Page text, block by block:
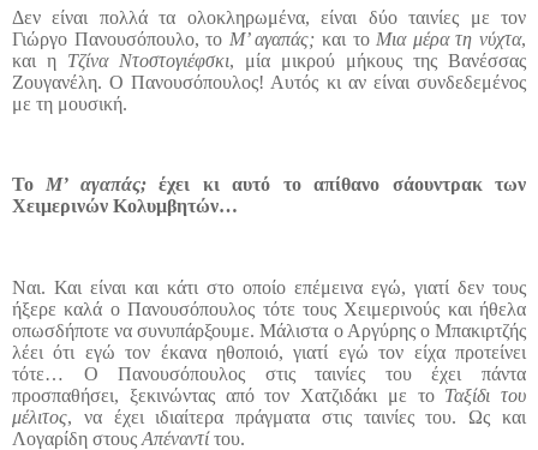
Δεν είναι πολλά τα ολοκληρωμένα, είναι δύο ταινίες με τον
Γιώργο Πανουσόπουλο, το Μ’ αγαπάς; και το Μια μέρα τη νύχτα,
και η Τζίνα Ντοστογιέφσκι, μία μικρού μήκους της Βανέσσας
Ζουγανέλη. Ο Πανουσόπουλος! Αυτός κι αν είναι συνδεδεμένος
με τη μουσική.
Το Μ’ αγαπάς;έχει κι αυτό το απίθανο σάουντρακ των
Χειμερινών Κολυμβητών…
Ναι. Και είναι και κάτι στο οποίο επέμεινα εγώ, γιατί δεν τους
ήξερε καλά ο Πανουσόπουλος τότε τους Χειμερινούς και ήθελα
οπωσδήποτε να συνυπάρξουμε. Μάλιστα ο Αργύρης ο Μπακιρτζής
λέει ότι εγώ τον έκανα ηθοποιό, γιατί εγώ τον είχα προτείνει
τότε… Ο Πανουσόπουλος στις ταινίες του έχει πάντα
προσπαθήσει, ξεκινώντας από τον Χατζιδάκι με το Ταξίδι του
μέλιτος, να έχει ιδιαίτερα πράγματα στις ταινίες του. Ως και
Λογαρίδη στους Απέναντίτου.